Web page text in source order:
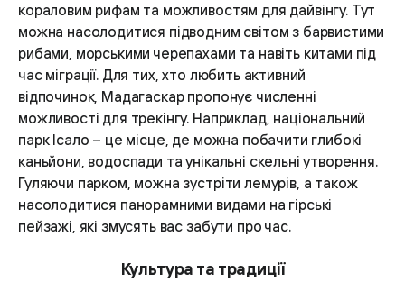
кораловим рифам та можливостям для дайвінгу. Тут
можна насолодитися підводним світом з барвистими
рибами, морськими черепахами та навіть китами під
час міграції. Для тих, хто любить активний
відпочинок, Мадагаскар пропонує численні
можливості для трекінгу. Наприклад, національний
парк Ісало – це місце, де можна побачити глибокі
каньйони, водоспади та унікальні скельні утворення.
Гуляючи парком, можна зустріти лемурів, а також
насолодитися панорамними видами на гірські
пейзажі, які змусять вас забути про час.
Культура та традиції